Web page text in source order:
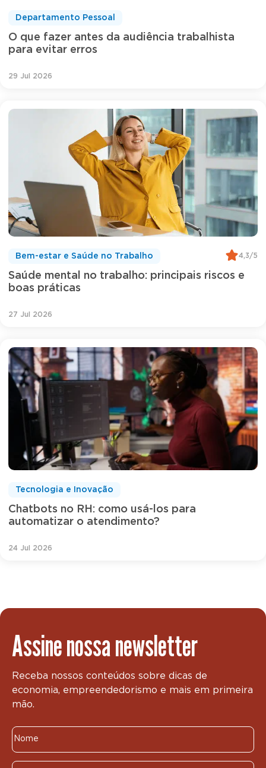
O que fazer antes da audiência trabalhista
para evitar erros
Departamento Pessoal
29 Jul 2026
Saúde mental no trabalho: principais riscos e
boas práticas
Bem-estar e Saúde no Trabalho 4,3/5
27 Jul 2026
Chatbots no RH: como usá-los para
automatizar o atendimento?
Tecnologia e Inovação
24 Jul 2026
Assine nossa newsletter
Receba nossos conteúdos sobre dicas de
economia, empreendedorismo e mais em primeira
mão.